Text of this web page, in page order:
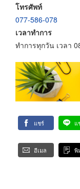
โทรศัพท์
077-586-078
เวลาทำการ
ทำการทุกวัน เวลา
แชร์ แ
อีเมล พิ